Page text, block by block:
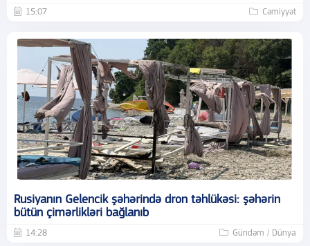
15:07 Cəmiyyət
Rusiyanın Gelencik şəhərində dron təhlükəsi: şəhərin
bütün çimərlikləri bağlanıb
14:28 Gündəm / Dünya